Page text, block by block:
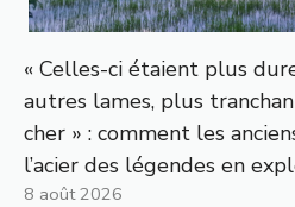
« Celles-ci étaient plus
autres lames, plus
cher » : comment les
l’acier des légendes en
8 août 2026